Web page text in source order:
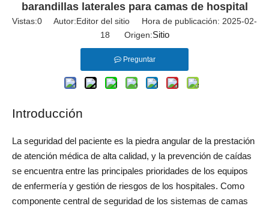
barandillas laterales para camas de hospital
Vistas:0 Autor:Editor del sitio Hora de publicación: 2025-02-
18 Origen:Sitio
Preguntar
Introducción
La seguridad del paciente es la piedra angular de la prestación
de atención médica de alta calidad, y la prevención de caídas
se encuentra entre las principales prioridades de los equipos
de enfermería y gestión de riesgos de los hospitales. Como
componente central de seguridad de los sistemas de camas